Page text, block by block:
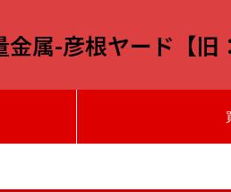
金属-彦根ヤード【旧